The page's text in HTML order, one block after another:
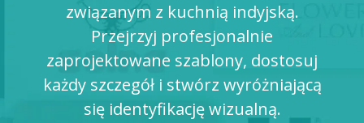
ZALOGUJ SIĘ
związanym z kuchnią indyjską.
Przejrzyj profesjonalnie
zaprojektowane szablony, dostosuj
każdy szczegół i stwórz wyróżniającą
się identyfikację wizualną.